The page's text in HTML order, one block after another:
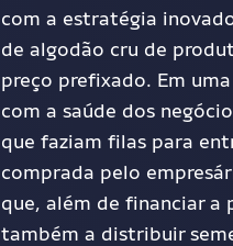
com a estratégia
de algodão cru de
preço prefixado. Em
com a saúde dos
que faziam filas para
comprada pelo
que, além de financiar a
também a distribuir